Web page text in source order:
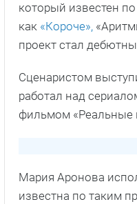
который известен
как «Короче»,
проект стал
Сценаристом
работал над
фильмом «Реальные
Мария Аронова
известна по таким